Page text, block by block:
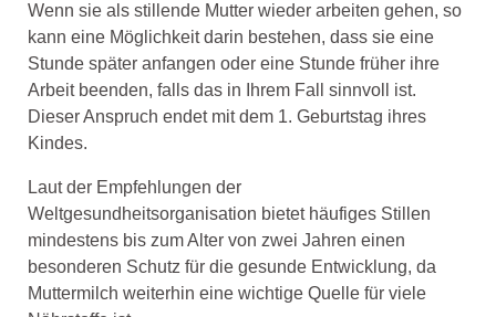
Wenn sie als stillende Mutter wieder arbeiten gehen, so
kann eine Möglichkeit darin bestehen, dass sie eine
Stunde später anfangen oder eine Stunde früher ihre
Arbeit beenden, falls das in Ihrem Fall sinnvoll ist.
Dieser Anspruch endet mit dem 1. Geburtstag ihres
Kindes.
Laut der Empfehlungen der
Weltgesundheitsorganisation bietet häufiges Stillen
mindestens bis zum Alter von zwei Jahren einen
besonderen Schutz für die gesunde Entwicklung, da
Muttermilch weiterhin eine wichtige Quelle für viele